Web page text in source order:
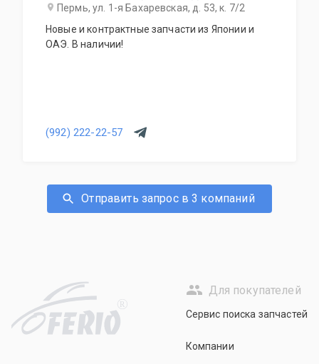
Пермь, ул. 1-я Бахаревская, д. 53, к. 7/2
Новые и контрактные запчасти из Японии и
ОАЭ. В наличии!
(992) 222-22-57
Отправить запрос в 3 компаний
R
Для покупателей
Сервис поиска запчастей
Компании